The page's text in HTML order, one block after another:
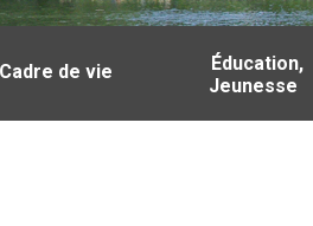
Cadre de vie
Éducation,
Jeunesse